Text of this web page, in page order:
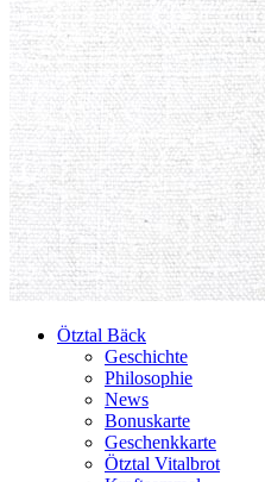
Ötztal Bäck
Geschichte
Philosophie
News
Bonuskarte
Geschenkkarte
Ötztal Vitalbrot